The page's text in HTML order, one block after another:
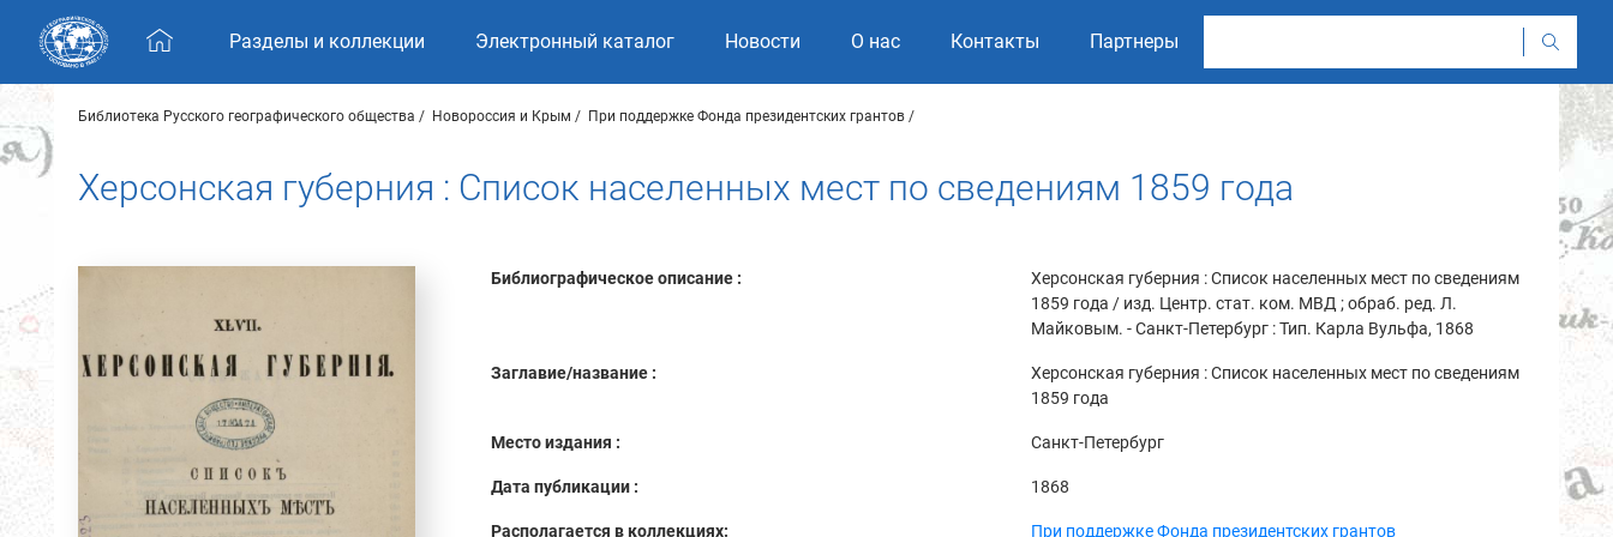
Skip navigation
Разделы и коллекции Электронный каталог Новости О нас Контакты Партнеры
Библиотека Русского географического общества Новороссия и Крым При поддержке Фонда президентских грантов
Херсонская губерния : Список населенных мест по сведениям 1859 года
Библиографическое описание :
Херсонская губерния : Список населенных мест по сведениям
1859 года / изд. Центр. стат. ком. МВД ; обраб. ред. Л.
Майковым. - Санкт-Петербург : Тип. Карла Вульфа, 1868
Заглавие/название :
Херсонская губерния : Список населенных мест по сведениям
1859 года
Место издания : Санкт-Петербург
Дата публикации : 1868
Располагается в коллекциях: При поддержке Фонда президентских грантов